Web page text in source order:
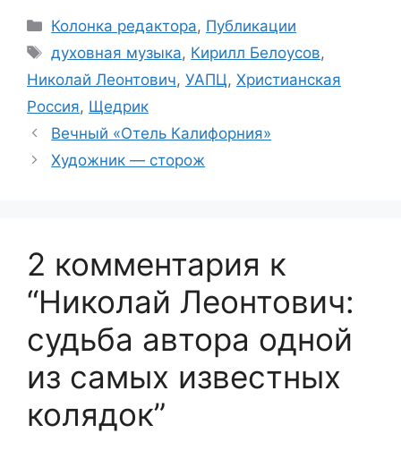
Рубрики
Колонка редактора, Публикации
Метки
духовная музыка, Кирилл Белоусов,
Николай Леонтович, УАПЦ, Христианская
Россия, Щедрик
Вечный «Отель Калифорния»
Художник — сторож
2 комментария к
“Николай Леонтович:
судьба автора одной
из самых известных
колядок”